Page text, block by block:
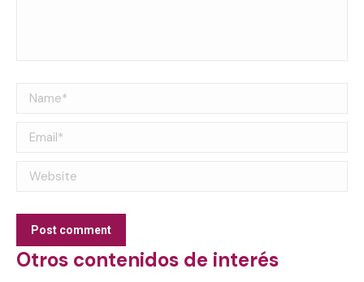
Name *
Email *
Website
Post comment
Otros contenidos de interés